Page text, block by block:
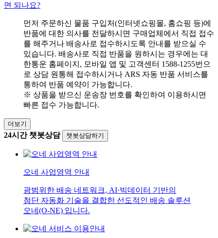
면 되나요?
먼저 주문하신 물품 구입처(인터넷쇼핑몰, 홈쇼핑 등)에
반품에 대한 의사를 전달하시면 구매업체에서 직접 접수
를 해주거나 배송사로 접수하시도록 안내를 받으실 수
있습니다. 배송사로 직접 반품을 원하시는 경우에는 대
한통운 홈페이지, 모바일 앱 및 고객센터 1588-1255번으
로 상담 원통해 접수하시거나 ARS 자동 반품 서비스를
통하여 반품 예약이 가능합니다.
※ 상품을 받으신 운송장 번호를 확인하여 이용하시면
빠른 접수 가능합니다.
더보기
24시간 챗봇상담 챗봇상담하기
오네 사업영역 안내
광범위한 배송 네트워크, AI·빅데이터 기반의
첨단 자동화 기술을 결합한 선도적인 배송 솔루션
오네(O-NE) 입니다.